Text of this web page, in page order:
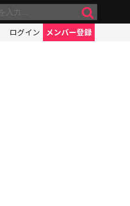
ログイン メンバー登録